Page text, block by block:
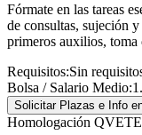
Fórmate en las tareas
de consultas, sujeción
primeros auxilios, toma
Requisitos:Sin
Bolsa / Salario Medio:
Solicitar Plazas e Info
Homologación QVET